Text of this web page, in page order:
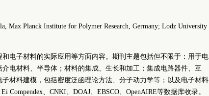
Max Planck Institute for Polymer Research, Germany; Lodz University
电子材料的实际应用等方面内容。期刊主题包括但不限于：用于电
电材料、半导体；材料的集成、生长和加工；集成电路器件、互
材料建模，包括密度泛函理论方法、分子动力学等；以及电子材料
Compendex、CNKI、DOAJ、EBSCO、OpenAIRE等数据库收录。